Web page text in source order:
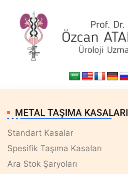
METAL TAŞIMA KASALARI
Standart Kasalar
Spesifik Taşıma Kasaları
Ara Stok Şaryoları